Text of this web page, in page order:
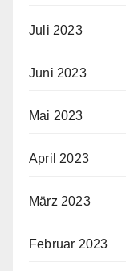
Juli 2023
Juni 2023
Mai 2023
April 2023
März 2023
Februar 2023